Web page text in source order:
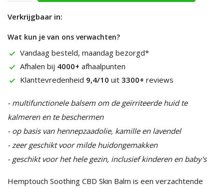
Verkrijgbaar in:
Wat kun je van ons verwachten?
Vandaag besteld, maandag bezorgd*
Afhalen bij 4000+ afhaalpunten
Klanttevredenheid 9,4/10 uit 3300+ reviews
- multifunctionele balsem om de geïrriteerde huid te
kalmeren en te beschermen
- op basis van hennepzaadolie, kamille en lavendel
- zeer geschikt voor milde huidongemakken
- geschikt voor het hele gezin, inclusief kinderen en baby's
Hemptouch Soothing CBD Skin Balm is een verzachtende